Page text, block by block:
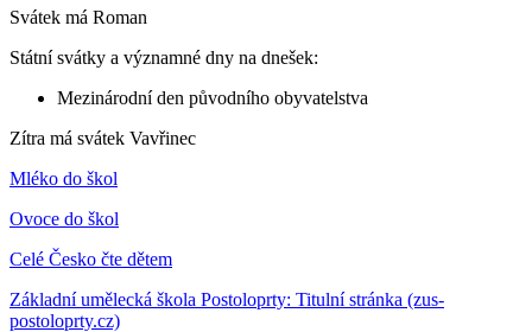
Svátek má Roman
Státní svátky a významné dny na dnešek:
Mezinárodní den původního obyvatelstva
Zítra má svátek Vavřinec
Mléko do škol
Ovoce do škol
Celé Česko čte dětem
Základní umělecká škola Postoloprty: Titulní stránka (zus-
postoloprty.cz)